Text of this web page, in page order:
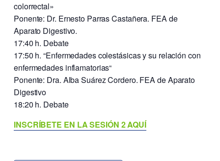
colorrectal»
Ponente: Dr. Ernesto Parras Castañera. FEA de
Aparato Digestivo.
17:40 h. Debate
17:50 h. “Enfermedades colestásicas y su relación con
enfermedades inflamatorias“
Ponente: Dra. Alba Suárez Cordero. FEA de Aparato
Digestivo
18:20 h. Debate
INSCRÍBETE EN LA SESIÓN 2 AQUÍ